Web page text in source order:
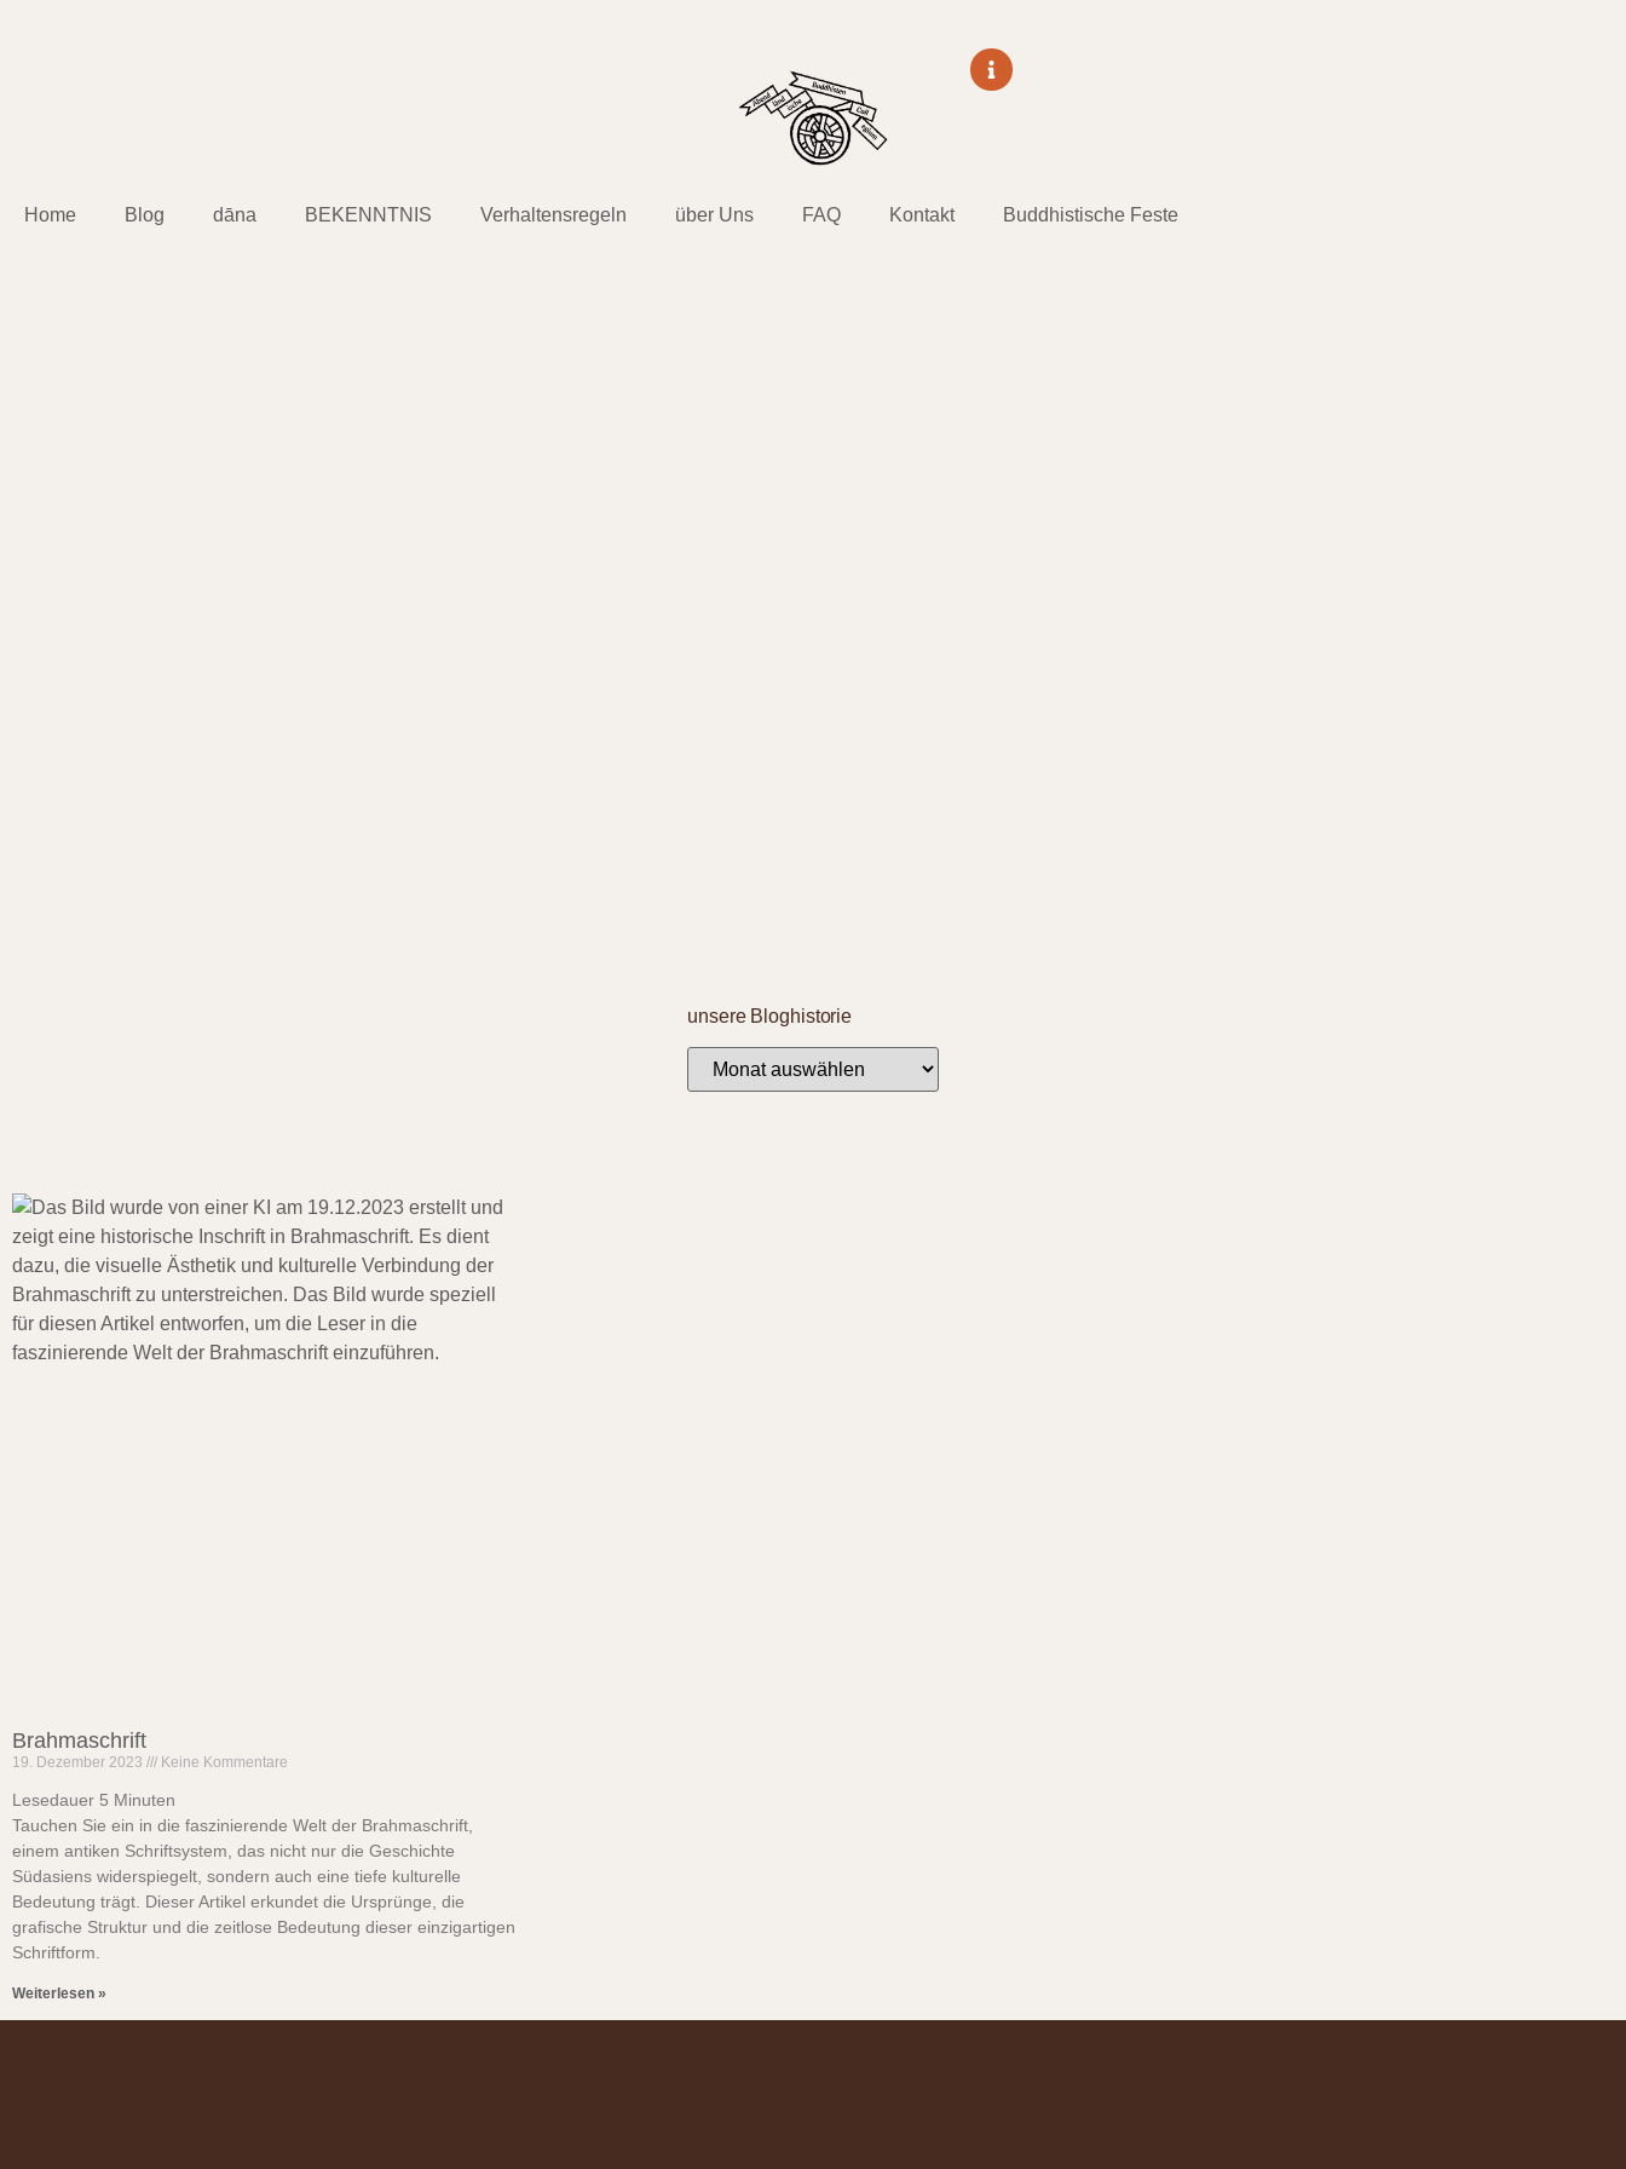
Home Blog dāna BEKENNTNIS Verhaltensregeln über Uns FAQ Kontakt Buddhistische Feste
unsere Bloghistorie
Brahmaschrift
19. Dezember 2023 Keine Kommentare
Lesedauer 5 Minuten
Tauchen Sie ein in die faszinierende Welt der Brahmaschrift,
einem antiken Schriftsystem, das nicht nur die Geschichte
Südasiens widerspiegelt, sondern auch eine tiefe kulturelle
Bedeutung trägt. Dieser Artikel erkundet die Ursprünge, die
grafische Struktur und die zeitlose Bedeutung dieser einzigartigen
Schriftform.
Weiterlesen »